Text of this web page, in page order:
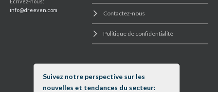
info@dreeven.com
Contactez-nous
Politique de confidentialité
Suivez notre perspective sur les
nouvelles et tendances du secteur: